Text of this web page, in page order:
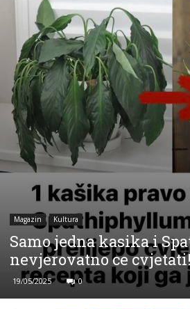
Magazin Kultura
Samo jedna kasika i
nevjerovatno ce
19/05/2025 0